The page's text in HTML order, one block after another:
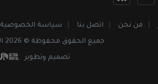
من نحن اتصل بنا سياسة الخصوصية
جميع الحقوق محفوظة © 2026 النهار أونلاين
تصميم وتطوير